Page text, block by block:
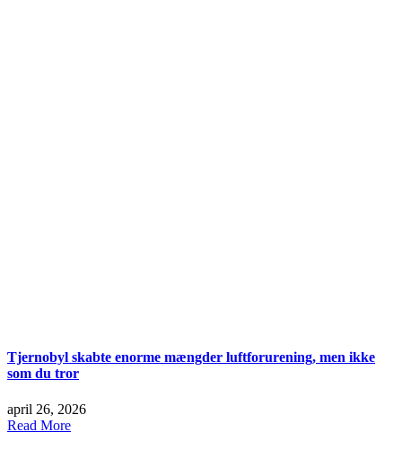
Tjernobyl skabte enorme mængder luftforurening, men ikke
som du tror
april 26, 2026
Read More